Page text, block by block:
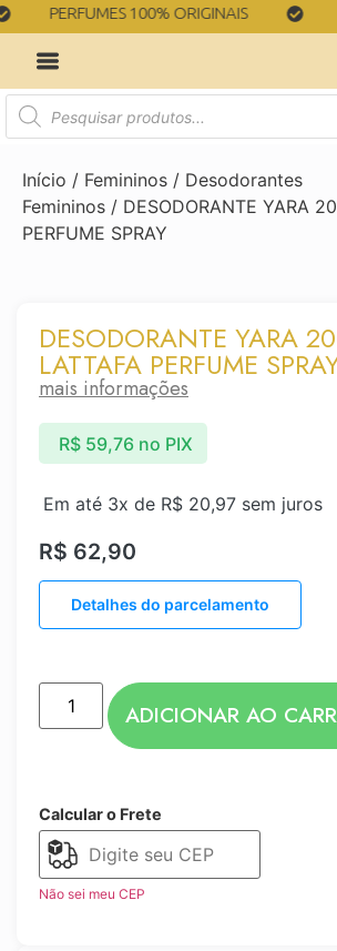
PERFUMES 100% ORIGINAIS
Início / Femininos / Desodorantes
Femininos / DESODORANTE YARA
PERFUME SPRAY
DESODORANTE YARA
LATTAFA PERFUME
mais informações
R$ 62,90
Em até 3x de R$ 20,97 sem juros
R$59,76 no PIX
Detalhes do parcelamento
ADICIONAR AO
Calcular o Frete
Não sei meu CEP